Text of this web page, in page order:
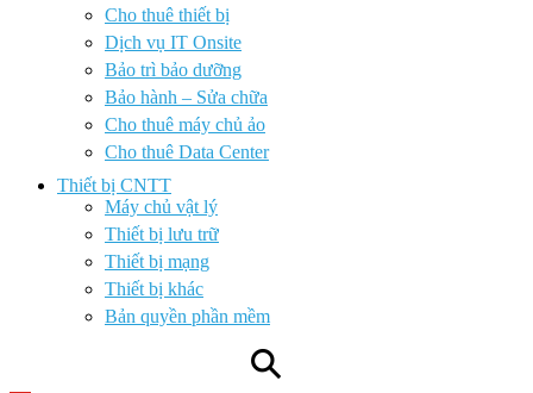
Cho thuê thiết bị
Dịch vụ IT Onsite
Bảo trì bảo dưỡng
Bảo hành – Sửa chữa
Cho thuê máy chủ ảo
Cho thuê Data Center
Thiết bị CNTT
Máy chủ vật lý
Thiết bị lưu trữ
Thiết bị mạng
Thiết bị khác
Bản quyền phần mềm
⚲